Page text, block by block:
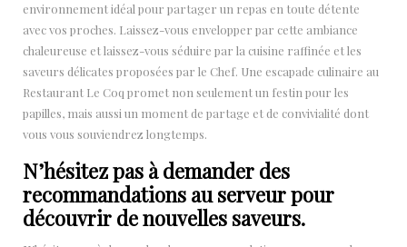
environnement idéal pour partager un repas en toute détente
avec vos proches. Laissez-vous envelopper par cette ambiance
chaleureuse et laissez-vous séduire par la cuisine raffinée et les
saveurs délicates proposées par le Chef. Une escapade culinaire au
Restaurant Le Coq promet non seulement un festin pour les
papilles, mais aussi un moment de partage et de convivialité dont
vous vous souviendrez longtemps.
N’hésitez pas à demander des
recommandations au serveur pour
découvrir de nouvelles saveurs.